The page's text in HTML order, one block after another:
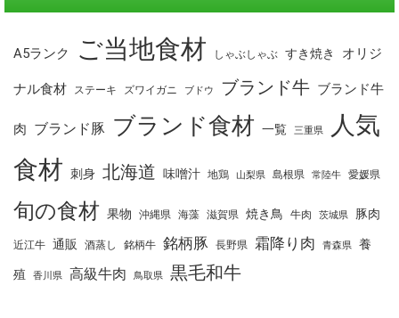
A5ランク ご当地食材 しゃぶしゃぶ すき焼き オリジ
ナル食材 ステーキ ズワイガニ ブドウ ブランド牛 ブランド牛
肉 ブランド豚 ブランド食材 一覧 三重県
人気
食材 刺身 北海道 味噌汁 地鶏 山梨県 島根県 常陸牛 愛媛県
旬の食材 果物 沖縄県 海藻 滋賀県 焼き鳥 牛肉 茨城県 豚肉
近江牛 通販 酒蒸し 銘柄牛 銘柄豚 長野県 霜降り肉 青森県 養
殖 香川県 高級牛肉 鳥取県 黒毛和牛